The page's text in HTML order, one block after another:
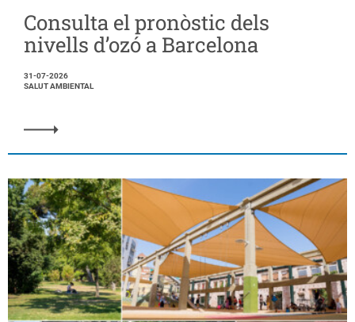
Consulta el pronòstic dels
nivells d’ozó a Barcelona
31-07-2026
SALUT AMBIENTAL